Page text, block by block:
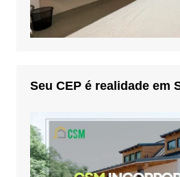
Seu CEP é realidade em